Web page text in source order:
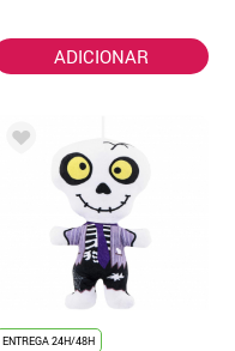
ADICIONAR
ENTREGA 24H/48H